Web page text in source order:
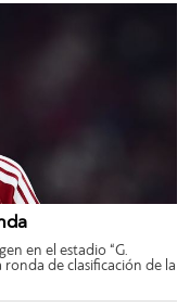
en el estadio “G.
ronda de clasificación de la